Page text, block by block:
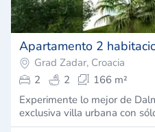
Apartamento 2
Grad Zadar, Croacia
2
2
166 m²
Experimente lo mejor de
exclusiva villa urbana con